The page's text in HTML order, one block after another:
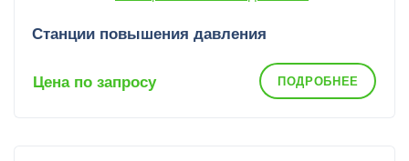
Станции повышения давления
Цена по запросу ПОДРОБНЕЕ